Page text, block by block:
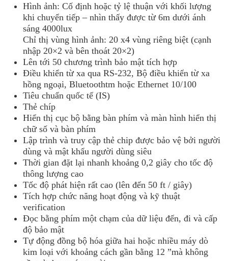
Hình ảnh: Cố định hoặc tỷ lệ thuận với khối lượng
khi chuyển tiếp – nhìn thấy được từ 6m dưới ánh
sáng 4000lux
Chỉ thị vùng hình ảnh: 20 x4 vùng riêng biệt (cạnh
nhập 20×2 và bên thoát 20×2)
Lên tới 50 chương trình bảo mật tích hợp
Điều khiển từ xa qua RS-232, Bộ điều khiển từ xa
hồng ngoại, Bluetoothtm hoặc Ethernet 10/100
Tiêu chuẩn quốc tế (IS)
Thẻ chíp
Hiển thị cục bộ bằng bàn phím và màn hình hiển thị
chữ số và bàn phím
Lập trình và truy cập thẻ chip được bảo vệ bởi người
dùng và mật khẩu người dùng siêu
Thời gian đặt lại nhanh khoảng 0,2 giây cho tốc độ
thông lượng cao
Tốc độ phát hiện rất cao (lên đến 50 ft / giây)
Tích hợp chức năng hoạt động và kỹ thuật
verification
Đọc bằng phím một chạm của dữ liệu đến, đi và cấp
độ bảo mật
Tự động đồng bộ hóa giữa hai hoặc nhiều máy dò
kim loại với khoảng cách gần bằng 12 ”mà không